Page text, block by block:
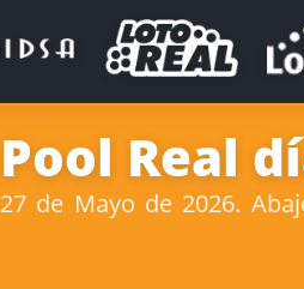
Real
de Mayo de 2026.